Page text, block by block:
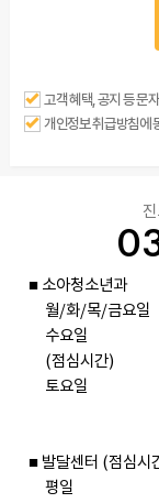
고객 혜택, 공지 등 문
개인정보 취급방침에
■ 소아청소년과
월/화/목/금요일
수요일
(점심시간)
토요일
■ 발달센터 (점심시
평일